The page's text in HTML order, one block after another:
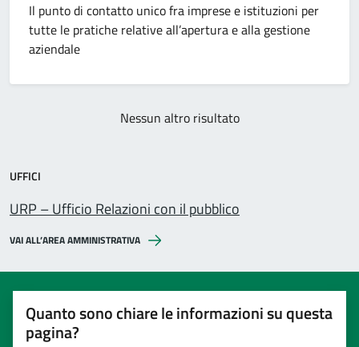
Il punto di contatto unico fra imprese e istituzioni per
tutte le pratiche relative all’apertura e alla gestione
aziendale
Nessun altro risultato
UFFICI
URP – Ufficio Relazioni con il pubblico
VAI ALL’AREA AMMINISTRATIVA
Quanto sono chiare le informazioni su questa
pagina?